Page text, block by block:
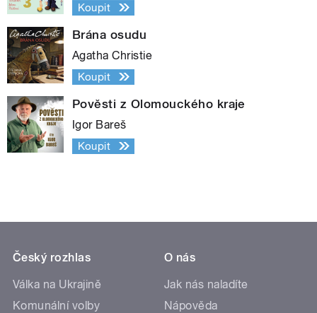
Koupit
Brána osudu
Agatha Christie
Koupit
Pověsti z Olomouckého kraje
Igor Bareš
Koupit
Český rozhlas
Válka na Ukrajině
Komunální volby
O nás
Jak nás naladíte
Nápověda